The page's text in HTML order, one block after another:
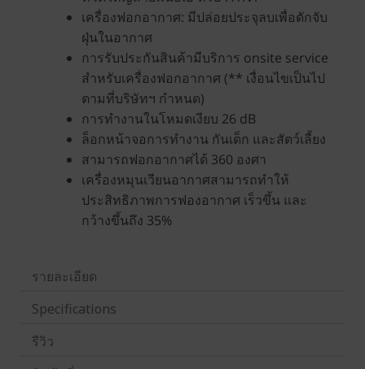
รายละเอียด
Specifications
รีวิว